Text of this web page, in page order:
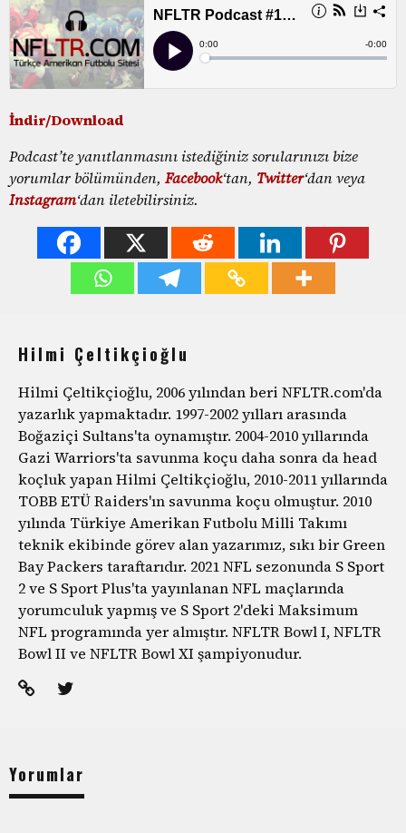
İndir/Download
Podcast’te yanıtlanmasını istediğiniz sorularınızı bize
yorumlar bölümünden, Facebook‘tan, Twitter‘dan veya
Instagram‘dan iletebilirsiniz.
Hilmi Çeltikçioğlu
Hilmi Çeltikçioğlu, 2006 yılından beri NFLTR.com'da
yazarlık yapmaktadır. 1997-2002 yılları arasında
Boğaziçi Sultans'ta oynamıştır. 2004-2010 yıllarında
Gazi Warriors'ta savunma koçu daha sonra da head
koçluk yapan Hilmi Çeltikçioğlu, 2010-2011 yıllarında
TOBB ETÜ Raiders'ın savunma koçu olmuştur. 2010
yılında Türkiye Amerikan Futbolu Milli Takımı
teknik ekibinde görev alan yazarımız, sıkı bir Green
Bay Packers taraftarıdır. 2021 NFL sezonunda S Sport
2 ve S Sport Plus'ta yayınlanan NFL maçlarında
yorumculuk yapmış ve S Sport 2'deki Maksimum
NFL programında yer almıştır. NFLTR Bowl I, NFLTR
Bowl II ve NFLTR Bowl XI şampiyonudur.
Yorumlar